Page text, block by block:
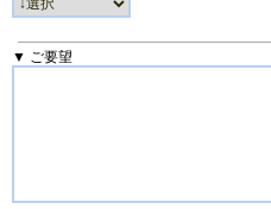
▼ ご要望